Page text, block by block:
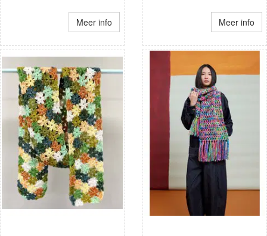
Meer info Meer info